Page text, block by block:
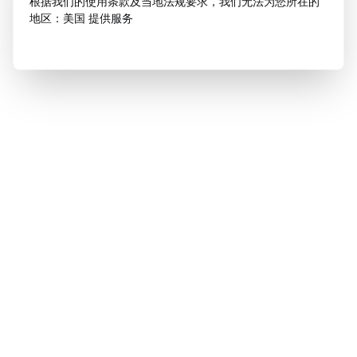
地区：美国 提供服务